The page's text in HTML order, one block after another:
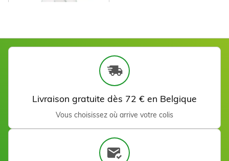
Kit Reassort Ultra light (10
Voir
Livraison gratuite dès 72 € en Belgique
Vous choisissez où arrive votre colis